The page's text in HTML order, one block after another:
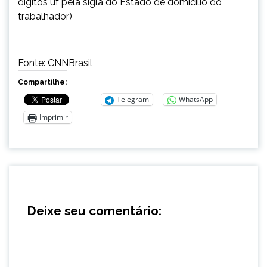
trabalhador)
Fonte: CNNBrasil
Compartilhe:
Telegram
WhatsApp
Imprimir
Deixe seu comentário: